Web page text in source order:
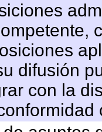
difusión
con la